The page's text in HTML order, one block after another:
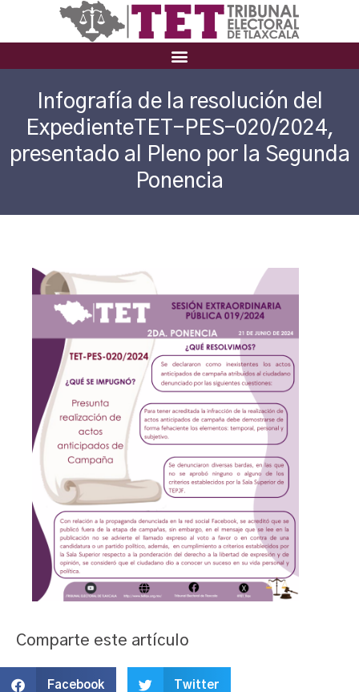
Infografía de la resolución del
ExpedienteTET-PES-020/2024,
presentado al Pleno por la Segunda
Ponencia
Comparte este artículo
Facebook Twitter